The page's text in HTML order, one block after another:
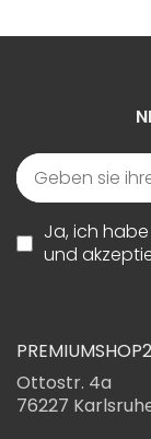
Ja, ich
und
Ottostr. 4a
76227